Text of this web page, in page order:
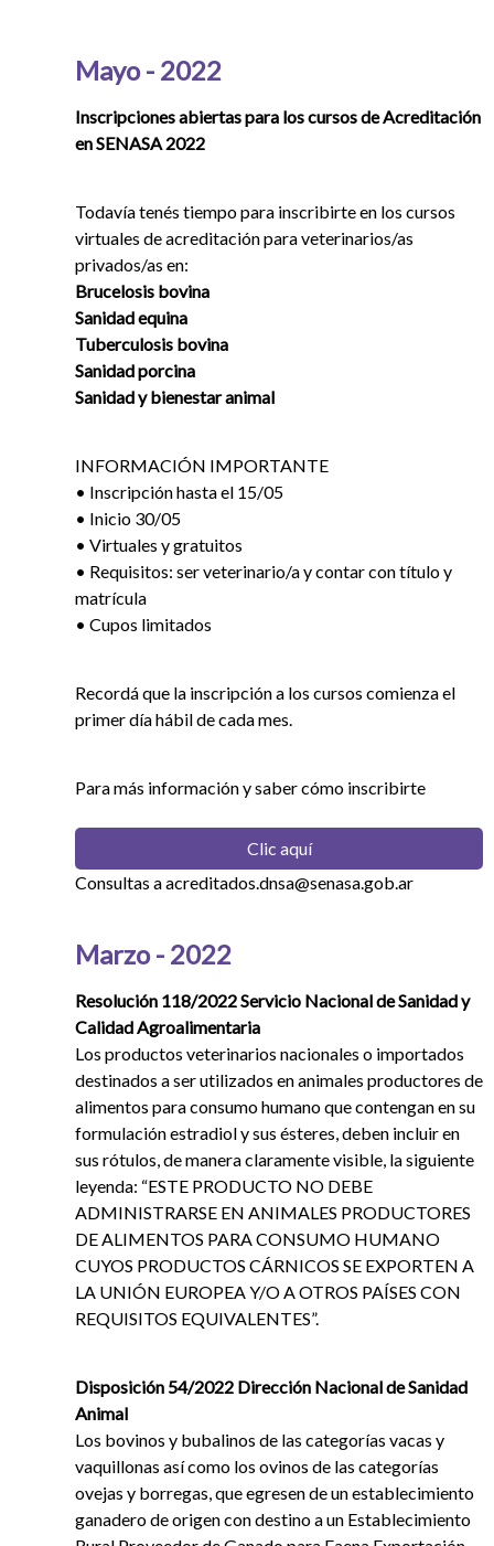
Mayo - 2022
Inscripciones abiertas para los cursos de Acreditación
en SENASA 2022
Todavía tenés tiempo para inscribirte en los cursos
virtuales de acreditación para veterinarios/as
privados/as en:
Brucelosis bovina
Sanidad equina
Tuberculosis bovina
Sanidad porcina
Sanidad y bienestar animal
INFORMACIÓN IMPORTANTE
• Inscripción hasta el 15/05
• Inicio 30/05
• Virtuales y gratuitos
• Requisitos: ser veterinario/a y contar con título y
matrícula
• Cupos limitados
Recordá que la inscripción a los cursos comienza el
primer día hábil de cada mes.
Para más información y saber cómo inscribirte
Clic aquí
Consultas a acreditados.dnsa@senasa.gob.ar
Marzo - 2022
Resolución 118/2022 Servicio Nacional de Sanidad y
Calidad Agroalimentaria
Los productos veterinarios nacionales o importados
destinados a ser utilizados en animales productores de
alimentos para consumo humano que contengan en su
formulación estradiol y sus ésteres, deben incluir en
sus rótulos, de manera claramente visible, la siguiente
leyenda: “ESTE PRODUCTO NO DEBE
ADMINISTRARSE EN ANIMALES PRODUCTORES
DE ALIMENTOS PARA CONSUMO HUMANO
CUYOS PRODUCTOS CÁRNICOS SE EXPORTEN A
LA UNIÓN EUROPEA Y/O A OTROS PAÍSES CON
REQUISITOS EQUIVALENTES”.
Disposición 54/2022 Dirección Nacional de Sanidad
Animal
Los bovinos y bubalinos de las categorías vacas y
vaquillonas así como los ovinos de las categorías
ovejas y borregas, que egresen de un establecimiento
ganadero de origen con destino a un Establecimiento